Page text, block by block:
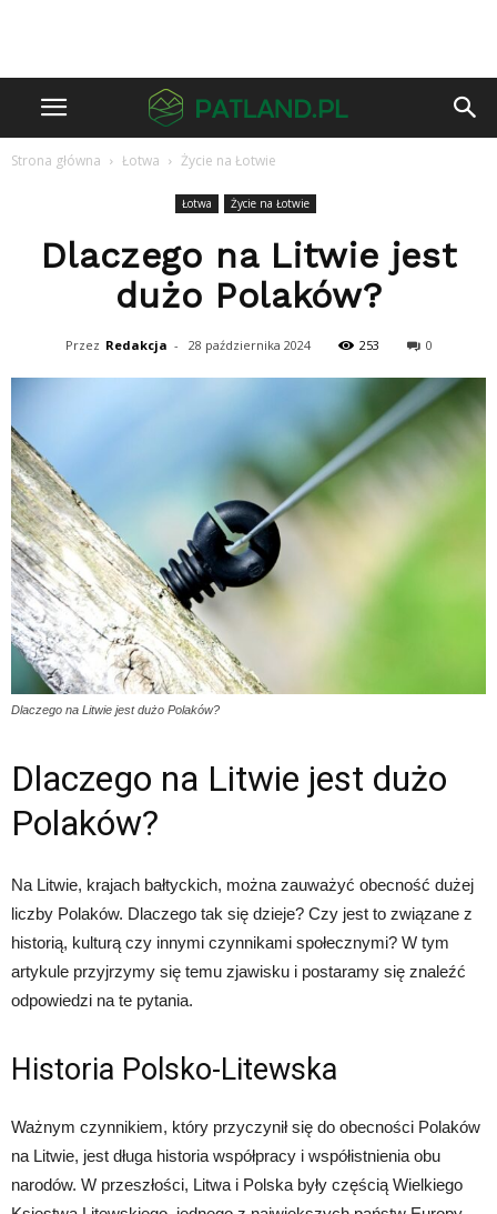
Strona główna Łotwa Życie na Łotwie
Łotwa Życie na Łotwie
Dlaczego na Litwie jest
dużo Polaków?
Przez Redakcja - 28 października 2024 253 0
Dlaczego na Litwie jest dużo Polaków?
Dlaczego na Litwie jest dużo
Polaków?
Na Litwie, krajach bałtyckich, można zauważyć obecność dużej
liczby Polaków. Dlaczego tak się dzieje? Czy jest to związane z
historią, kulturą czy innymi czynnikami społecznymi? W tym
artykule przyjrzymy się temu zjawisku i postaramy się znaleźć
odpowiedzi na te pytania.
Historia Polsko-Litewska
Ważnym czynnikiem, który przyczynił się do obecności Polaków
na Litwie, jest długa historia współpracy i współistnienia obu
narodów. W przeszłości, Litwa i Polska były częścią Wielkiego